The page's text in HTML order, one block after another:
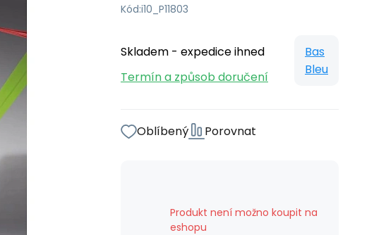
Kód:i10_P11803
Skladem - expedice ihned
Termín a způsob doručení
Bas
Bleu
Oblíbený Porovnat
Produkt není možno koupit na
eshopu